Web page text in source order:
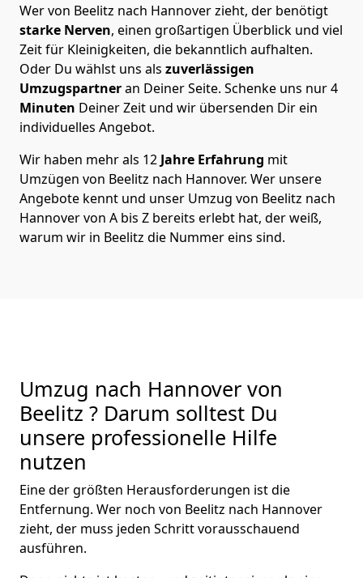
Wer von Beelitz nach Hannover zieht, der benötigt
starke Nerven, einen großartigen Überblick und viel
Zeit für Kleinigkeiten, die bekanntlich aufhalten.
Oder Du wählst uns als zuverlässigen
Umzugspartneran Deiner Seite. Schenke uns nur4
Minuten Deiner Zeit und wir übersenden Dir ein
individuelles Angebot.
Wir haben mehr als 12 Jahre Erfahrung mit
Umzügen von Beelitz nach Hannover. Wer unsere
Angebote kennt und unser Umzug von Beelitz nach
Hannover von A bis Z bereits erlebt hat, der weiß,
warum wir in Beelitz die Nummer eins sind.
Umzug nach Hannover von
Beelitz ? Darum solltest Du
unsere professionelle Hilfe
nutzen
Eine der größten Herausforderungen ist die
Entfernung. Wer noch von Beelitz nach Hannover
zieht, der muss jeden Schritt vorausschauend
ausführen.